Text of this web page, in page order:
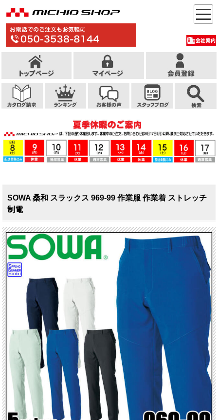
SOWA 桑和 スラックス 969-99 作業服 作業着 ストレッチ
制電